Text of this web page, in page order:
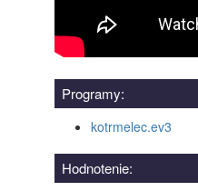
Programy:
kotrmelec.ev3
Hodnotenie: